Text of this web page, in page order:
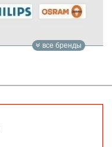
все бренды